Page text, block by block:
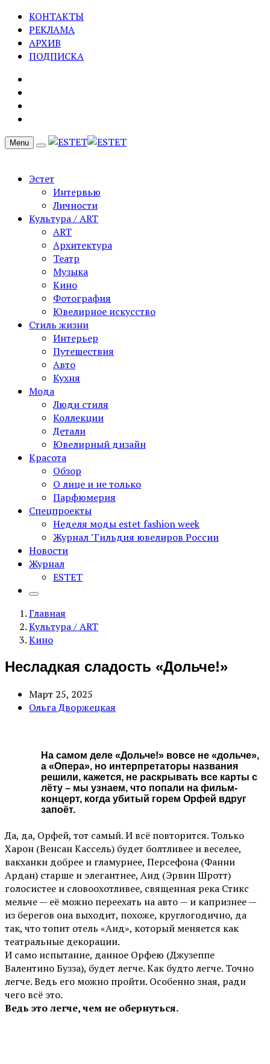
КОНТАКТЫ
РЕКЛАМА
АРХИВ
ПОДПИСКА
Menu
Эстет
Интервью
Личности
Культура / ART
ART
Архитектура
Театр
Музыка
Кино
Фотография
Ювелирное искусство
Стиль жизни
Интерьер
Путешествия
Авто
Кухня
Мода
Люди стиля
Коллекции
Детали
Ювелирный дизайн
Красота
Обзор
О лице и не только
Парфюмерия
Спецпроекты
Неделя моды estet fashion week
Журнал "Гильдия ювелиров России
Новости
Журнал
ESTET
Главная
Культура / ART
Кино
Несладкая сладость «Дольче!»
Март 25, 2025
Ольга Дворжецкая
На самом деле «Дольче!» вовсе не «дольче»,
а «Опера», но интерпретаторы названия
решили, кажется, не раскрывать все карты с
лёту – мы узнаем, что попали на фильм-
концерт, когда убитый горем Орфей вдруг
запоёт.
Да, да, Орфей, тот самый. И всё повторится. Только
Харон (Венсан Кассель) будет болтливее и веселее,
вакханки добрее и гламурнее, Персефона (Фанни
Ардан) старше и элегантнее, Аид (Эрвин Шротт)
голосистее и словоохотливее, священная река Стикс
мельче — её можно переехать на авто — и капризнее —
из берегов она выходит, похоже, круглогодично, да
так, что топит отель «Аид», который меняется как
театральные декорации.
И само испытание, данное Орфею (Джузеппе
Валентино Бузза), будет легче. Как будто легче. Точно
легче. Ведь его можно пройти. Особенно зная, ради
чего всё это.
Ведь это легче, чем не обернуться.